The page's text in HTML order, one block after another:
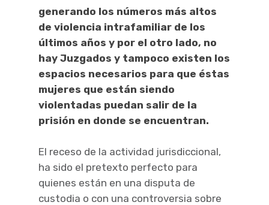
generando los números más altos
de violencia intrafamiliar de los
últimos años y por el otro lado, no
hay Juzgados y tampoco existen los
espacios necesarios para que éstas
mujeres que están siendo
violentadas puedan salir de la
prisión en donde se encuentran.
El receso de la actividad jurisdiccional,
ha sido el pretexto perfecto para
quienes están en una disputa de
custodia o con una controversia sobre